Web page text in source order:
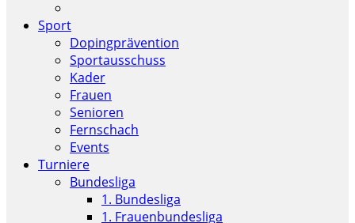
Sport
Dopingprävention
Sportausschuss
Kader
Frauen
Senioren
Fernschach
Events
Turniere
Bundesliga
1. Bundesliga
1. Frauenbundesliga